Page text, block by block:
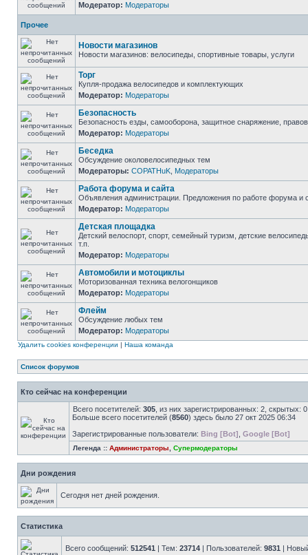
Модератор: Модераторы
Прочее
Новости магазинов
Новости магазинов: велосипеды, спортивные товары, услуги
Торг
Купля-продажа велосипедов и комплектующих
Модератор: Модераторы
Безопасность
Безопасность езды, самооборона, защитное снаряжение,
Модератор: Модераторы
Беседка
Обсуждение околовелосипедных тем
Модераторы: COPATHuK Модераторы
Работа форума и сайта
Объявления администрации. Предложения по работе форума и
Модератор: Модераторы
Детская площадка
Детский велоспорт, спорт, семейный туризм, детские
т.п.
Модератор: Модераторы
Автомобили и мотоциклы
Моторизованная техника велогонщиков
Модератор: Модераторы
Флейм
Обсуждение любых тем
Модератор: Модераторы
Удалить cookies конференции | Наша команда
Список форумов
Кто сейчас на конференции
Всего посетителей: 305 , из них зарегистрированных: 2, скрытых:
Больше всего посетителей (8560) здесь было 27 окт 2025 06:34
Зарегистрированные пользователи: Bing [Bot] Google [Bot]
Легенда :: Администраторы Супермодераторы
Дни рождения
Сегодня нет дней рождения.
Статистика
Всего сообщений: 512541 | Тем: 23714 | Пользователей: 9831 |